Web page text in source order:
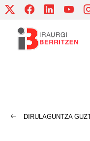
Skip
content
DIRULAGUNTZA